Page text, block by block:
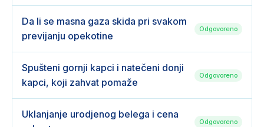
Da li se masna gaza skida pri svakom
previjanju opekotine
Odgovoreno
Spušteni gornji kapci i natečeni donji
kapci, koji zahvat pomaže
Odgovoreno
Uklanjanje urodjenog belega i cena
Odgovoreno